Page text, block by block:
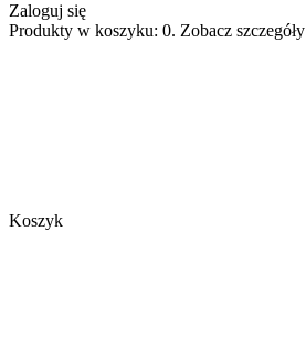
Zaloguj się
Produkty w koszyku: 0. Zobacz szczegóły
Koszyk